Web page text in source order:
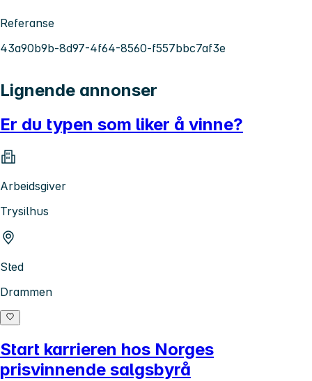
Referanse
43a90b9b-8d97-4f64-8560-f557bbc7af3e
Lignende annonser
Er du typen som liker å vinne?
Arbeidsgiver
Trysilhus
Sted
Drammen
Start karrieren hos Norges
prisvinnende salgsbyrå